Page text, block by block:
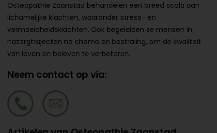
Osteopathie Zaanstad behandelen een breed scala aan
lichamelijke klachten, waaronder stress- en
vermoeidheidsklachten. Ook begeleiden ze mensen in
nazorgtrajecten na chemo en bestraling, om de kwaliteit
van leven en beleven te verbeteren.
Neem contact op via: